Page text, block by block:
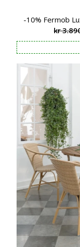
-10% Fermob
kr